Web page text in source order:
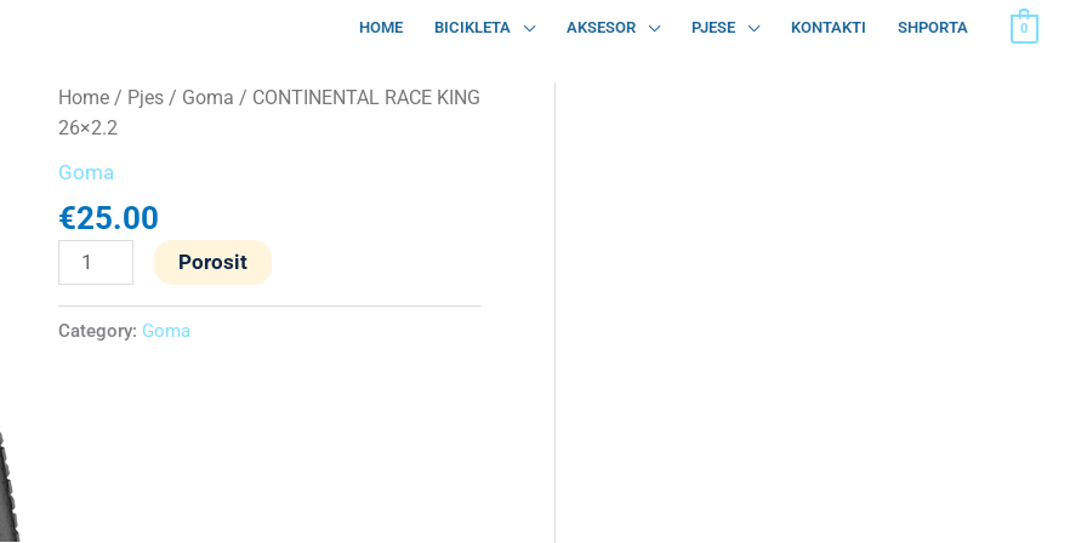
HOME BICIKLETA AKSESOR PJESE KONTAKTI SHPORTA 0
Home / Pjes / Goma / CONTINENTAL RACE KING
26×2.2
Goma
€25.00
CONTINENTAL
RACE
26x2.2
quantity
Porosit
Category: Goma